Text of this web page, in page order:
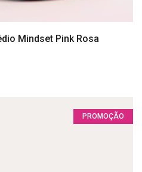
Mindset Pink Rosa
PROMOÇÃO